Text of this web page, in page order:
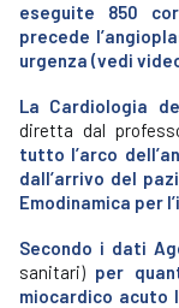
eseguite 850
precede
urgenza (vedi
La Cardiologia
diretta dal
tutto l’arco
dall’arrivo del
Emodinamica per
Secondo i dati
sanitari) per
miocardico acuto